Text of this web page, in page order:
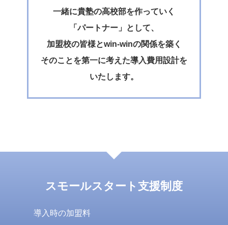
一緒に貴塾の高校部を作っていく
「パートナー」として、
加盟校の皆様とwin-winの関係を築く
そのことを第一に考えた導入費用設計を
いたします。
スモールスタート支援制度
導入時の加盟料